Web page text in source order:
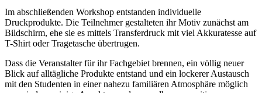
Im abschließenden Workshop entstanden individuelle
Druckprodukte. Die Teilnehmer gestalteten ihr Motiv zunächst am
Bildschirm, ehe sie es mittels Transferdruck mit viel Akkuratesse auf
T-Shirt oder Tragetasche übertrugen.
Dass die Veranstalter für ihr Fachgebiet brennen, ein völlig neuer
Blick auf alltägliche Produkte entstand und ein lockerer Austausch
mit den Studenten in einer nahezu familiären Atmosphäre möglich